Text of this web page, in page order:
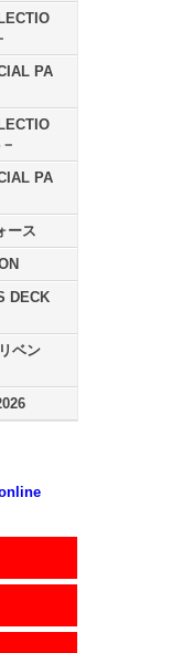
PA
PA
ース
DECK
ベン